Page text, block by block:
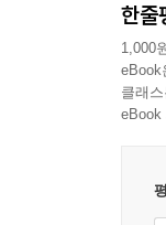
한줄
1,000
eBook
클래
eBook